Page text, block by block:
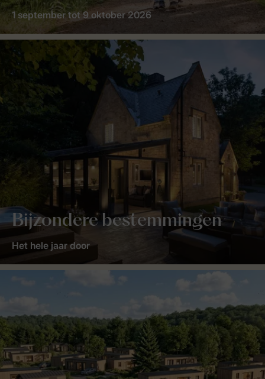
1 september tot 9 oktober 2026
Bijzondere bestemmingen
Het hele jaar door